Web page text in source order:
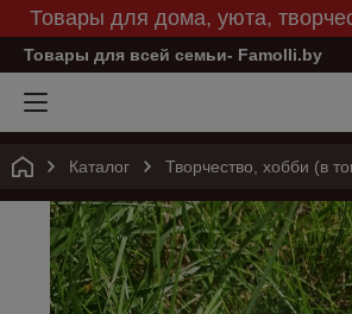
Товары для дома, уюта,
Товары для всей семьи- Famolli.by
Каталог Творчество, хобби (в